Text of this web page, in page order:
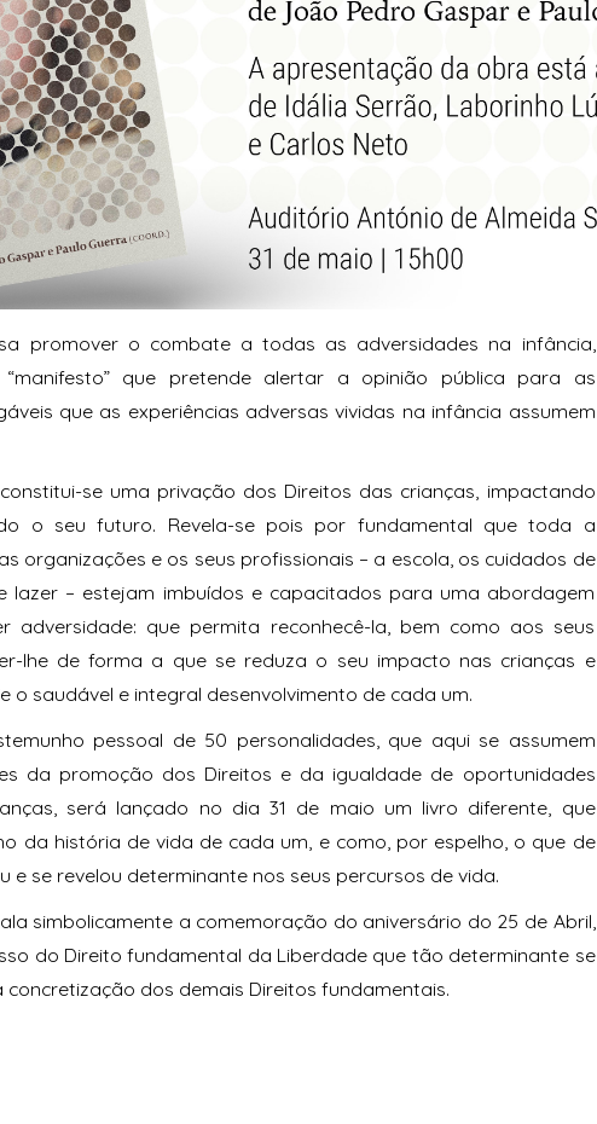
promover o combate a todas as adversidades na infância,
“manifesto” que pretende alertar a opinião pública para as
que as experiências adversas vividas na infância assumem
se uma privação dos Direitos das crianças, impactando
o seu futuro. Revela-se pois por fundamental que toda a
organizações e os seus profissionais – a escola, os cuidados de
lazer – estejam imbuídos e capacitados para uma abordagem
adversidade: que permita reconhecê-la, bem como aos seus
lhe de forma a que se reduza o seu impacto nas crianças e
o saudável e integral desenvolvimento de cada um.
pessoal de 50 personalidades, que aqui se assumem
da promoção dos Direitos e da igualdade de oportunidades
será lançado no dia 31 de maio um livro diferente, que
da história de vida de cada um, e como, por espelho, o que de
e se revelou determinante nos seus percursos de vida.
simbolicamente a comemoração do aniversário do 25 de Abril,
do Direito fundamental da Liberdade que tão determinante se
concretização dos demais Direitos fundamentais.